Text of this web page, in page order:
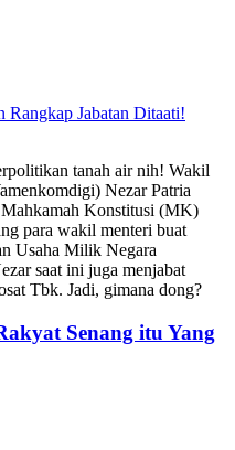
tanah air nih! Wakil
Nezar Patria
Mahkamah Konstitusi (MK)
para wakil menteri buat
Usaha Milik Negara
saat ini juga menjabat
Tbk. Jadi, gimana dong?
Senang itu Yang